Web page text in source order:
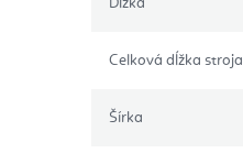
Dĺžka
Celková dĺžka stroja
Šírka